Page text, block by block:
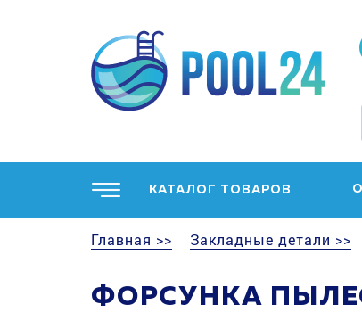
КАТАЛОГ ТОВАРОВ
Главная >> Закладные детали >>
ФОРСУНКА